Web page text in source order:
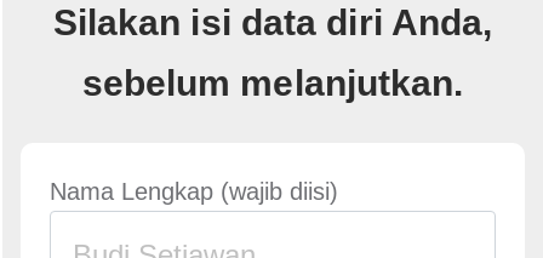
Silakan isi data diri Anda,
sebelum melanjutkan.
Nama Lengkap (wajib diisi)